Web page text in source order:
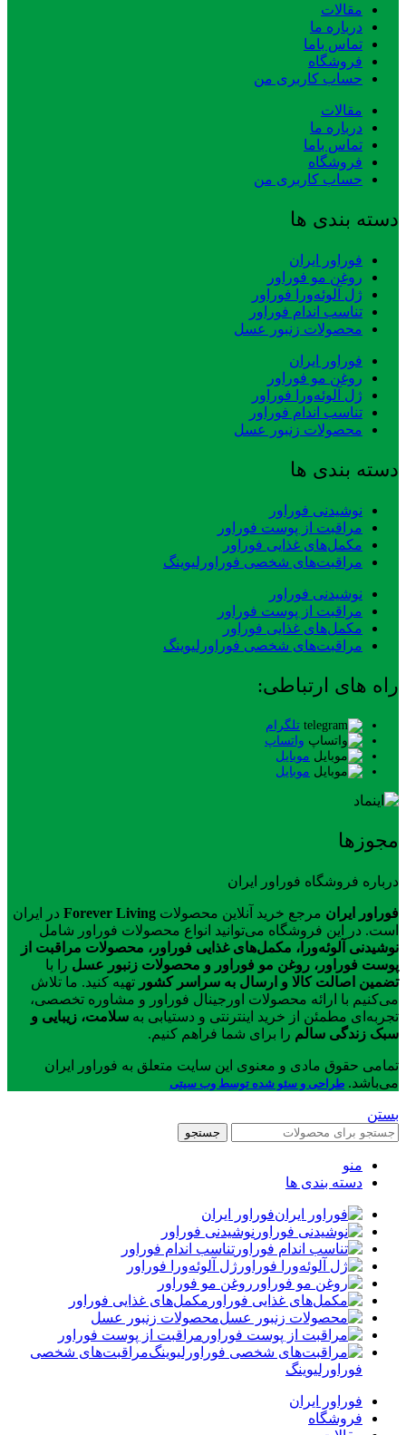
مقالات
درباره ما
تماس باما
فروشگاه
حساب کاربری من
مقالات
درباره ما
تماس باما
فروشگاه
حساب کاربری من
دسته بندی ها
فوراور ایران
روغن مو فوراور
ژل آلوئه‌ورا فوراور
تناسب اندام فوراور
محصولات زنبور عسل
فوراور ایران
روغن مو فوراور
ژل آلوئه‌ورا فوراور
تناسب اندام فوراور
محصولات زنبور عسل
دسته بندی ها
نوشیدنی فوراور
مراقبت از پوست فوراور
مکمل‌های غذایی فوراور
مراقبت‌های شخصی فوراورلیوینگ
نوشیدنی فوراور
مراقبت از پوست فوراور
مکمل‌های غذایی فوراور
مراقبت‌های شخصی فوراورلیوینگ
راه های ارتباطی:
تلگرام
واتساپ
موبایل
موبایل
مجوزها
درباره فروشگاه فوراور ایران
فوراور ایران مرجع خرید آنلاین محصولات Forever Living در ایران
است. در این فروشگاه می‌توانید انواع محصولات فوراور شامل
نوشیدنی آلوئه‌ورا، مکمل‌های غذایی فوراور، محصولات مراقبت از
پوست فوراور، روغن مو فوراور و محصولات زنبور عسل را با
تضمین اصالت کالا و ارسال به سراسر کشور تهیه کنید. ما تلاش
می‌کنیم با ارائه محصولات اورجینال فوراور و مشاوره تخصصی،
تجربه‌ای مطمئن از خرید اینترنتی و دستیابی به سلامت، زیبایی و
سبک زندگی سالم را برای شما فراهم کنیم.
تمامی حقوق مادی و معنوی این سایت متعلق به فوراور ایران
می‌باشد. طراحی و سئو شده توسط وب سیتی
بستن
جستجو
منو
دسته بندی ها
فوراور ایران
نوشیدنی فوراور
تناسب اندام فوراور
ژل آلوئه‌ورا فوراور
روغن مو فوراور
مکمل‌های غذایی فوراور
محصولات زنبور عسل
مراقبت از پوست فوراور
مراقبت‌های شخصی
فوراورلیوینگ
فوراور ایران
فروشگاه